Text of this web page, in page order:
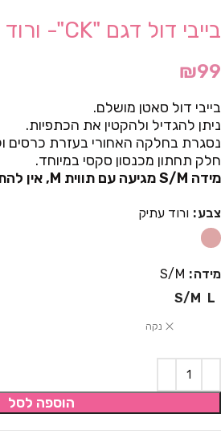
בייבי דול דגם "CK"- ורוד עתיק
₪99
בייבי דול סאטן מושלם.
ניתן להגדיל ולהקטין את הכתפיות.
נסגרת בחלקה האחורי בעזרת כרסים
חלק תחתון מכנסון סקסי במיוחד.
מידה S/M מגיעה עם תווית M, אין להתייחס
צבע ורוד עתיק
מידה
S/M
L
S/M
נקה
הוספה לסל